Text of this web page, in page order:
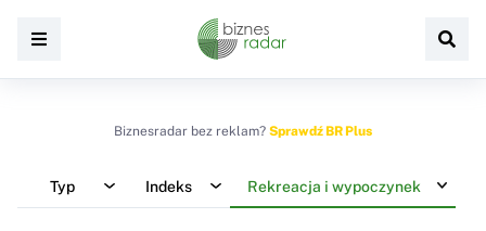
Biznesradar bez reklam? Sprawdź BR Plus
Typ Indeks Rekreacja i wypoczynek